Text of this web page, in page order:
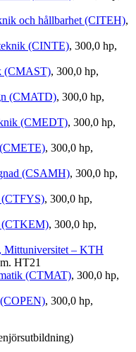
och hållbarhet (CITEH),
(CINTE), 300,0 hp,
(CMAST), 300,0 hp,
(CMATD), 300,0 hp,
(CMEDT), 300,0 hp,
, 300,0 hp,
(CSAMH), 300,0 hp,
, 300,0 hp,
(CTKEM), 300,0 hp,
Mittuniversitet – KTH
HT21
(CTMAT), 300,0 hp,
, 300,0 hp,